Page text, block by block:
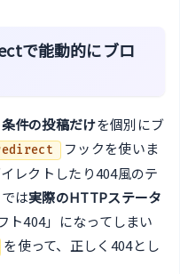
で能動的にブロ
件の投稿だけを個別にブ
フックを使いま
レクトしたり404風のテ
は実際のHTTPステータ
ト404」になってしまい
を使って、正しく404とし